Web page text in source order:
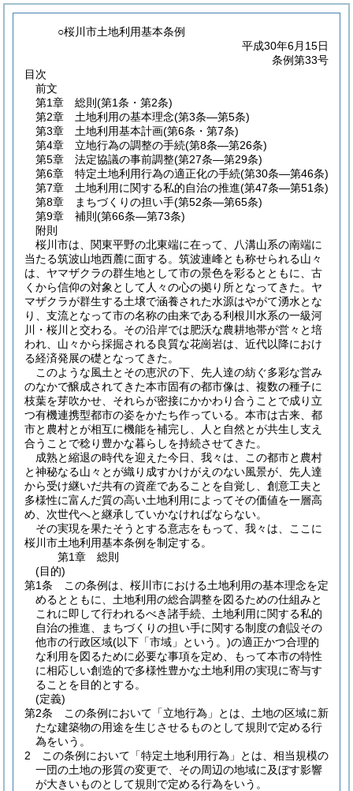
○桜川市土地利用基本条例
平成30年6月15日
条例第33号
目次
前文
第1章
総則 (第1条・第2条)
第2章
土地利用の基本理念(第3条―第5条)
第3章
土地利用基本計画(第6条・第7条)
第4章
立地行為の調整の手続(第8条―第26条)
第5章
法定協議の事前調整(第27条―第29条)
第6章
特定土地利用行為の適正化の手続(第30条―第46条)
第7章
土地利用に関する私的自治の推進(第47条―第51条)
第8章
まちづくりの担い手(第52条―第65条)
第9章
補則 (第66条―第73条)
附則
桜川市は、関東平野の北東端に在って、八溝山系の南端に
当たる筑波山地西麓に面する。筑波連峰とも称せられる山々
は、ヤマザクラの群生地として市の景色を彩るとともに、古
くから信仰の対象として人々の心の拠り所となってきた。ヤ
マザクラが群生する土壌で涵養された水源はやがて湧水とな
り、支流となって市の名称の由来である利根川水系の一級河
川・桜川と交わる。その沿岸では肥沃な農耕地帯が営々と培
われ、山々から採掘される良質な花崗岩は、近代以降におけ
る経済発展の礎となってきた。
このような風土とその恵沢の下、先人達の紡ぐ多彩な営み
のなかで醸成されてきた本市固有の都市像は、複数の種子に
枝葉を芽吹かせ、それらが密接にかかわり合うことで成り立
つ有機連携型都市の姿をかたち作っている。本市は古来、都
市と農村とが相互に機能を補完し、人と自然とが共生し支え
合うことで稔り豊かな暮らしを持続させてきた。
成熟と縮退の時代を迎えた今日、我々は、この都市と農村
と神秘なる山々とが織り成すかけがえのない風景が、先人達
から受け継いだ共有の資産であることを自覚し、創意工夫と
多様性に富んだ質の高い土地利用によってその価値を一層高
め、次世代へと継承していかなければならない。
その実現を果たそうとする意志をもって、我々は、ここに
桜川市土地利用基本条例を制定する。
第1章
総則
(目的)
第1条
この条例は、桜川市における土地利用の基本理念を定
めるとともに、土地利用の総合調整を図るための仕組みと
これに即して行われるべき諸手続、土地利用に関する私的
自治の推進、まちづくりの担い手に関する制度の創設その
他市の行政区域(以下「市域」という。)の適正かつ合理的
な利用を図るために必要な事項を定め、もって本市の特性
に相応しい創造的で多様性豊かな土地利用の実現に寄与す
ることを目的とする。
(定義)
第2条
この条例において「立地行為」とは、土地の区域に新
たな建築物の用途を生じさせるものとして規則で定める行
為をいう。
2
この条例において「特定土地利用行為」とは、相当規模の
一団の土地の形質の変更で、その周辺の地域に及ぼす影響
が大きいものとして規則で定める行為をいう。